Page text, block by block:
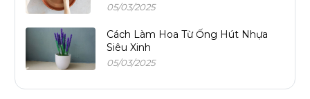
05/03/2025
Cách Làm Hoa Từ Ống Hút Nhựa
Siêu Xinh
05/03/2025